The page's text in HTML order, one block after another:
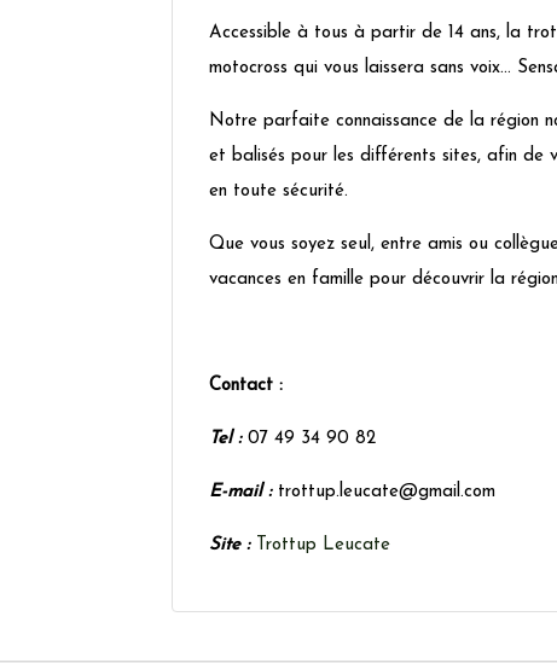
Accessible à tous à partir de 14 ans, la
motocross qui vous laissera sans voix…
Notre parfaite connaissance de la région
et balisés pour les différents sites, afin de
en toute sécurité.
Que vous soyez seul, entre amis ou
vacances en famille pour découvrir la
Contact :
Tel :07 49 34 90 82
E-mail : trottup.leucate@gmail.com
Site : Trottup Leucate